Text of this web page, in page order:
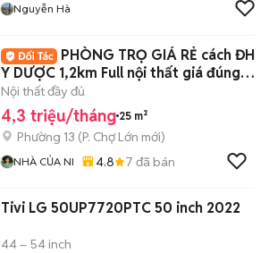
Nguyễn Hà
PHÒNG TRỌ GIÁ RẺ cách ĐH
Y DƯỢC 1,2km Full nội thất giá đúng
4,3 triệu
Nội thất đầy đủ
4,3 triệu/tháng 25 m²
Phường 13 (P. Chợ Lớn mới)
NHÀ CỦA NI 4.8 7 đã bán
Tivi LG 50UP7720PTC 50 inch 2022
44 – 54 inch